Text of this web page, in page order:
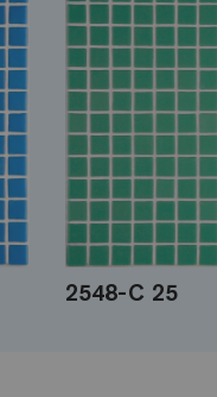
2548-C 25